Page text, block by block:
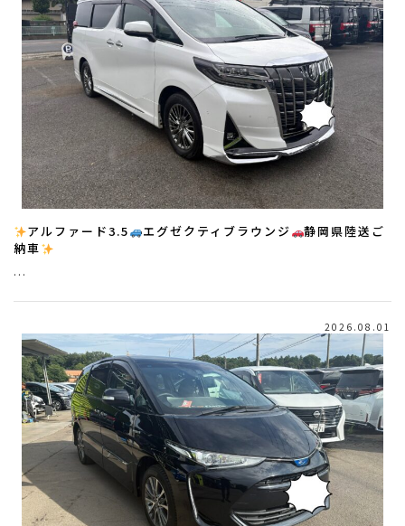
アルファード3.5 エグゼクティブラウンジ
静岡県陸送ご
納車
…
2026.08.01